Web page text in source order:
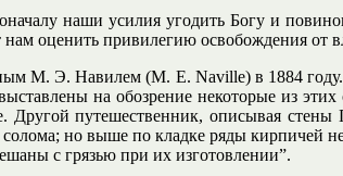
наши усилия угодить Богу и
оценить привилегию освобождения от
М. Э. Навилем (M. E. Naville) в 1884
на обозрение некоторые из
путешественник, описывая
но выше по кладке ряды кирпичей
с грязью при их изготовлении”.